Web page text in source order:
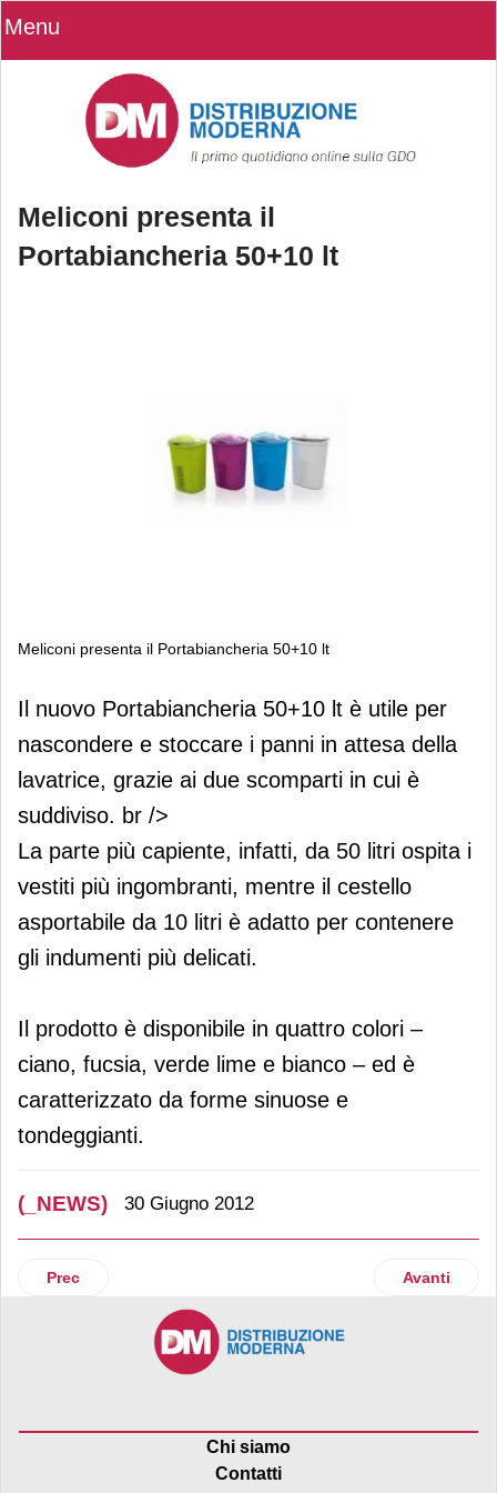
Menu
Meliconi presenta il
Portabiancheria 50+10 lt
Meliconi presenta il Portabiancheria 50+10 lt
Meliconi presenta il Portabiancheria
50+10 lt
Il nuovo Portabiancheria 50+10 lt è utile per
nascondere e stoccare i panni in attesa della
lavatrice, grazie ai due scomparti in cui è
suddiviso. br />
La parte più capiente, infatti, da 50 litri ospita i
vestiti più ingombranti, mentre il cestello
asportabile da 10 litri è adatto per contenere
gli indumenti più delicati.
Il prodotto è disponibile in quattro colori –
ciano, fucsia, verde lime e bianco – ed è
caratterizzato da forme sinuose e
tondeggianti.
(_NEWS) 30 Giugno 2012
Articolo precedente: Rosso Antico torna sugli scaffali in
Prec Articolo
Avanti
Chi siamo
Contatti